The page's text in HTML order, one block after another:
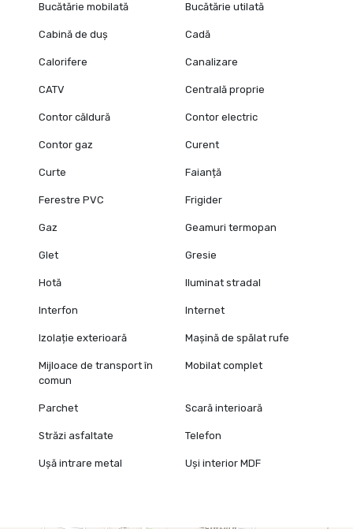
Bucătărie mobilată Bucătărie utilată
Cabină de duș Cadă
Calorifere Canalizare
CATV Centrală proprie
Contor căldură Contor electric
Contor gaz Curent
Curte Faianță
Ferestre PVC Frigider
Gaz Geamuri termopan
Glet Gresie
Hotă Iluminat stradal
Interfon Internet
Izolație exterioară Mașină de spălat rufe
Mijloace de transport în
comun
Mobilat complet
Parchet Scară interioară
Străzi asfaltate Telefon
Ușă intrare metal Uși interior MDF